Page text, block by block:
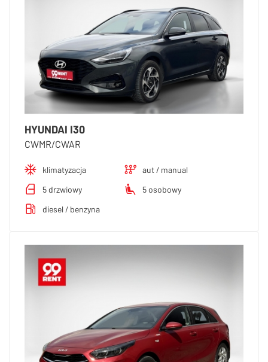
HYUNDAI I30
CWMR/CWAR
klimatyzacja
aut / manual
5 drzwiowy
5 osobowy
diesel / benzyna